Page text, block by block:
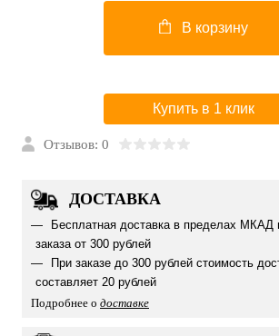
В корзину
Купить в 1 клик
Отзывов: 0
ДОСТАВКА
Бесплатная доставка в пределах МКАД
заказа от 300 рублей
При заказе до 300 рублей стоимость
составляет 20 рублей
Подробнее о доставке